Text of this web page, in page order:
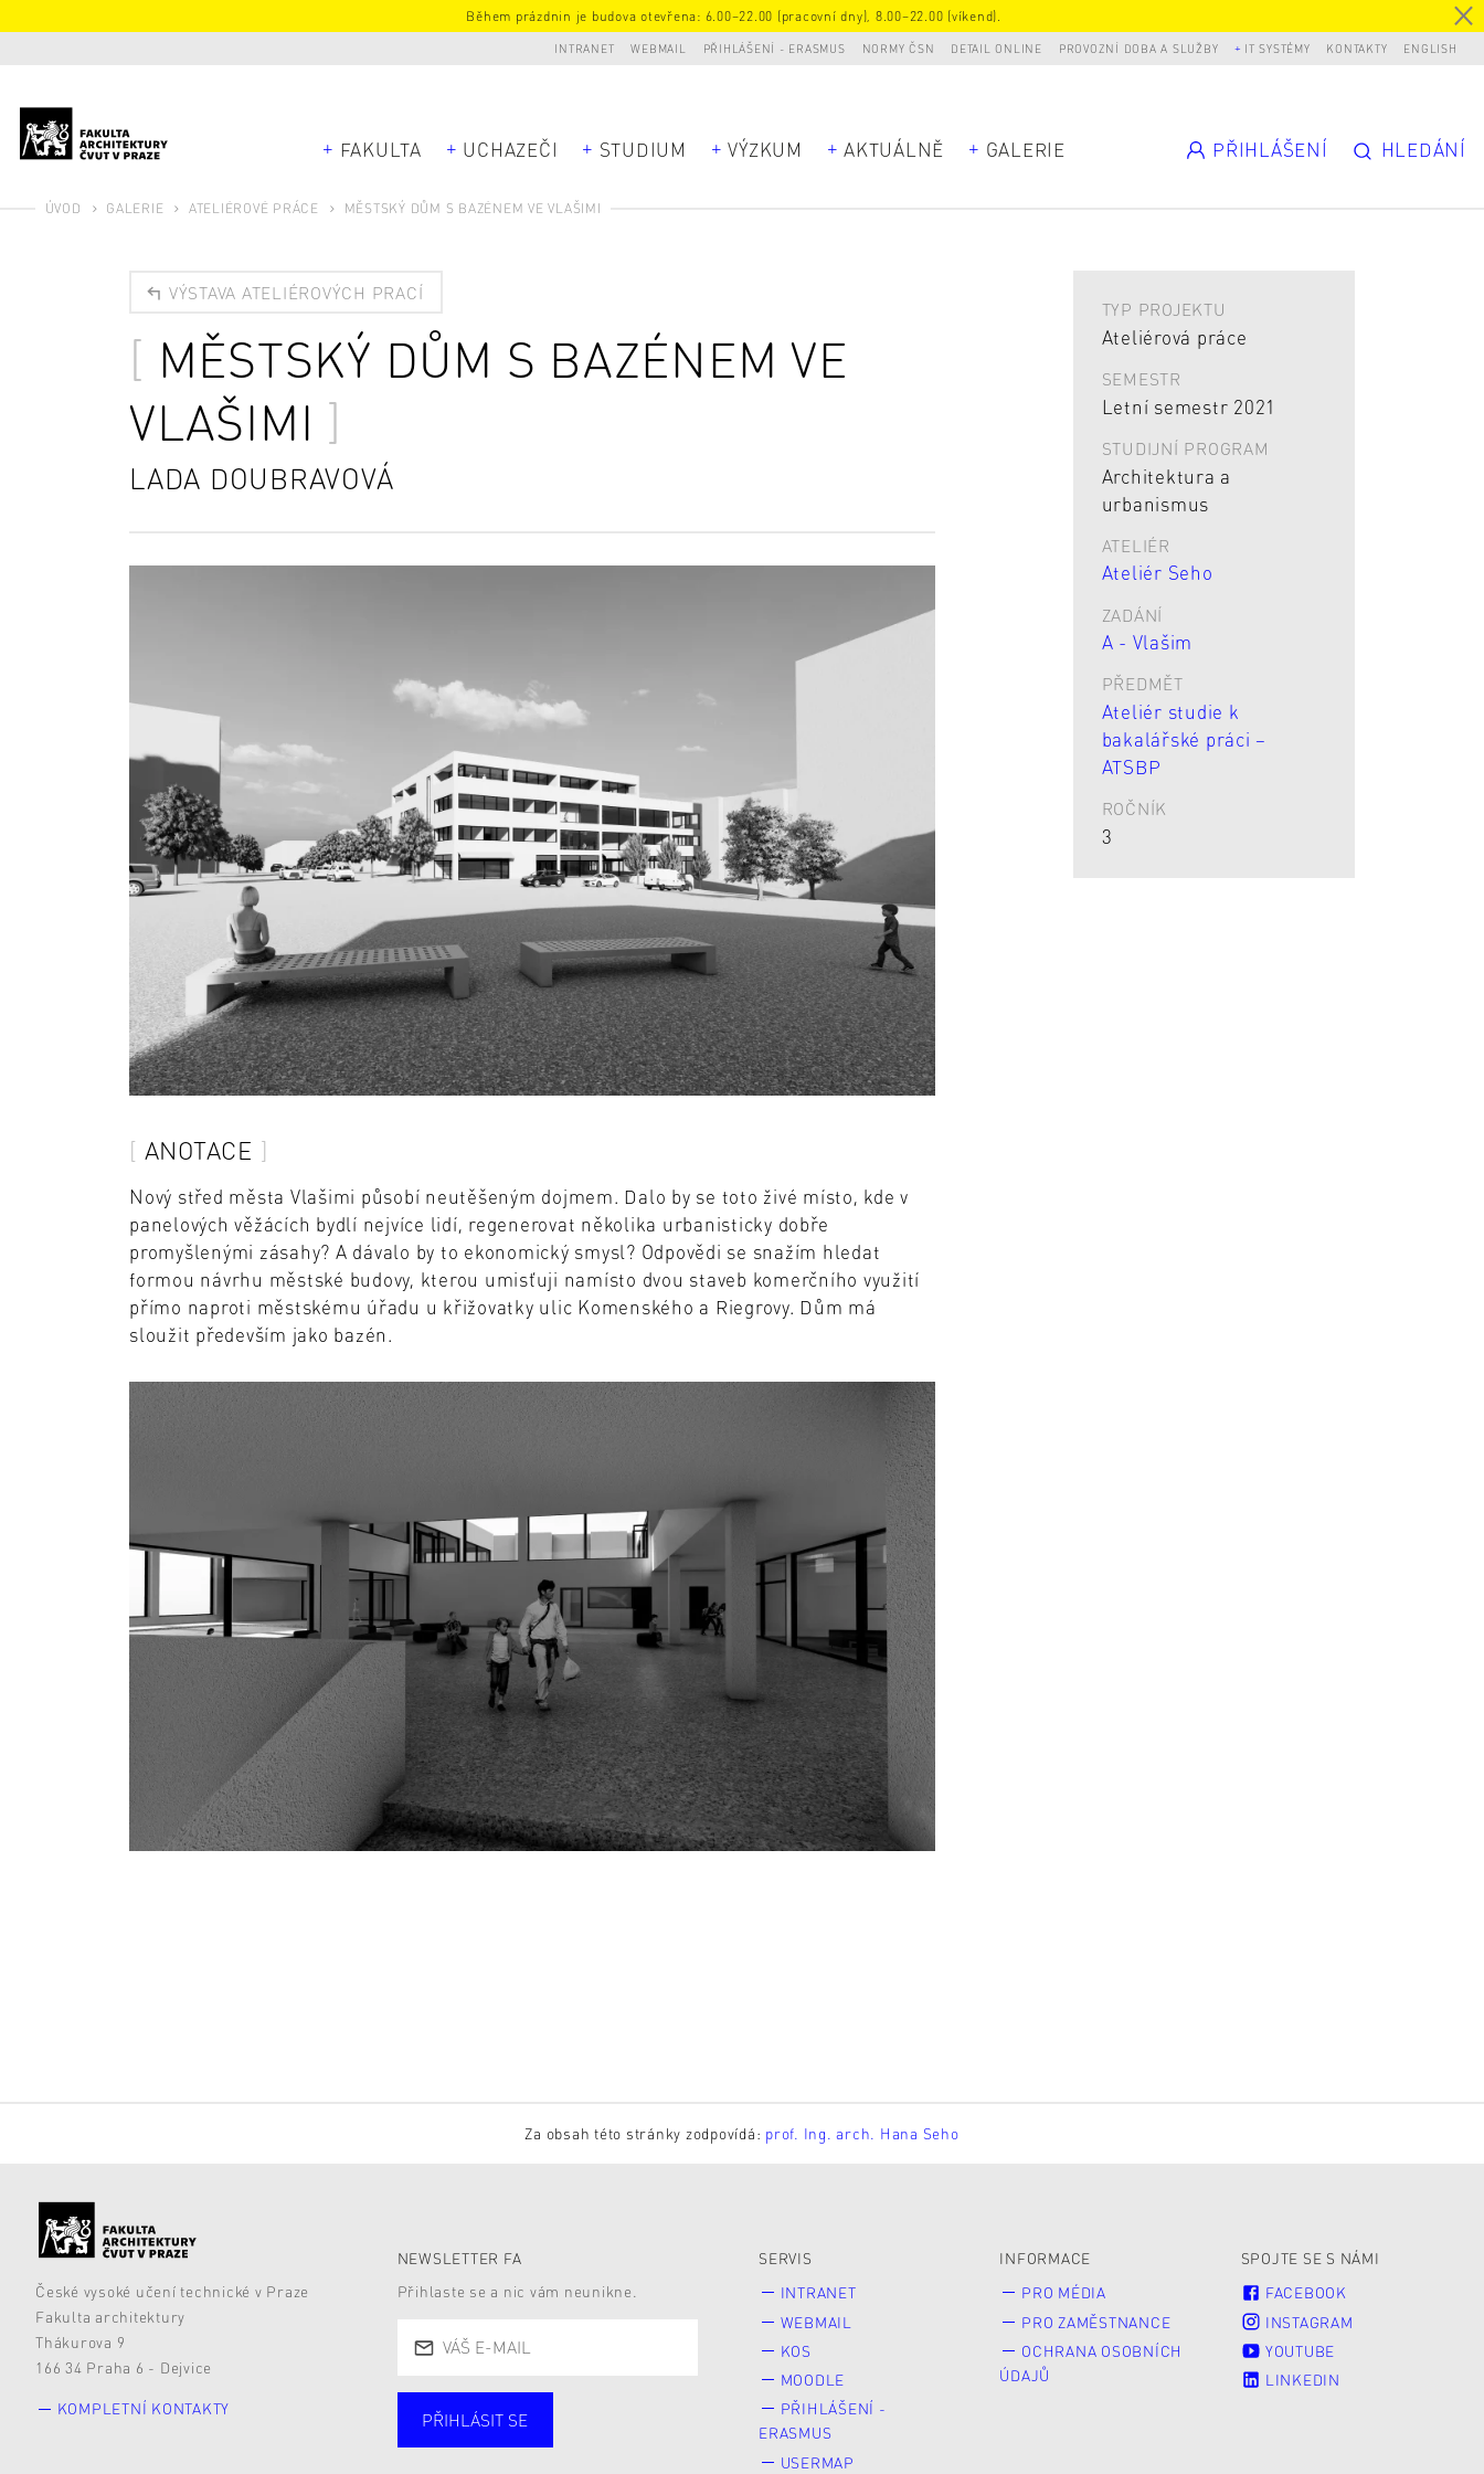
Během prázdnin je budova otevřena: 6.00–22.00 (pracovní dny), 8.00–22.00 (víkend).
INTRANET WEBMAIL PŘIHLÁŠENÍ - ERASMUS NORMY ČSN DETAIL ONLINE PROVOZNÍ DOBA A SLUŽBY IT SYSTÉMY KONTAKTY ENGLISH
FAKULTA UCHAZEČI STUDIUM VÝZKUM AKTUÁLNĚ GALERIE PŘIHLÁŠENÍ HLEDÁNÍ
ÚVOD GALERIE ATELIÉROVÉ PRÁCE MĚSTSKÝ DŮM S BAZÉNEM VE VLAŠIMI
VÝSTAVA ATELIÉROVÝCH PRACÍ
MĚSTSKÝ DŮM S BAZÉNEM VE
VLAŠIMI
LADA DOUBRAVOVÁ
ANOTACE
Nový střed města Vlašimi působí neutěšeným dojmem. Dalo by se toto živé místo, kde v
panelových věžácích bydlí nejvíce lidí, regenerovat několika urbanisticky dobře
promyšlenými zásahy? A dávalo by to ekonomický smysl? Odpovědi se snažím hledat
formou návrhu městské budovy, kterou umisťuji namísto dvou staveb komerčního využití
přímo naproti městskému úřadu u křižovatky ulic Komenského a Riegrovy. Dům má
sloužit především jako bazén.
TYP PROJEKTU
Ateliérová práce
SEMESTR
Letní semestr 2021
STUDIJNÍ PROGRAM
Architektura a
urbanismus
ATELIÉR
Ateliér Seho
ZADÁNÍ
A - Vlašim
PŘEDMĚT
Ateliér studie k
bakalářské práci –
ATSBP
ROČNÍK
3
Za obsah této stránky zodpovídá: prof. Ing. arch. Hana Seho
České vysoké učení technické v Praze
Fakulta architektury
Thákurova 9
166 34 Praha 6 - Dejvice
KOMPLETNÍ KONTAKTY
NEWSLETTER FA
Přihlaste se a nic vám neunikne.
Studující
PŘIHLÁSIT SE
SERVIS
INTRANET
WEBMAIL
KOS
MOODLE
PŘIHLÁŠENÍ -
ERASMUS
USERMAP
INFORMACE
PRO MÉDIA
PRO ZAMĚSTNANCE
OCHRANA OSOBNÍCH
ÚDAJŮ
SPOJTE SE S NÁMI
FACEBOOK
INSTAGRAM
YOUTUBE
LINKEDIN